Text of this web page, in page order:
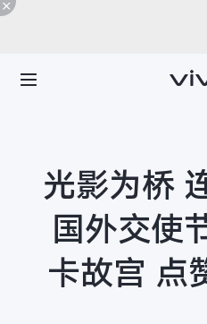
光影为桥
国外交使
卡故宫 点